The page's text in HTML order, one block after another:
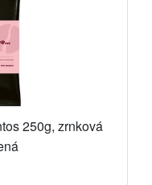
250g, zrnková